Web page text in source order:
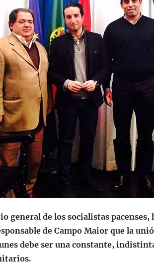
general de los socialistas
de Campo Maior que la
debe ser una constante,